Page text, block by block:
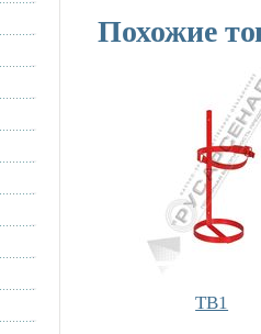
Похожие
ТВ1